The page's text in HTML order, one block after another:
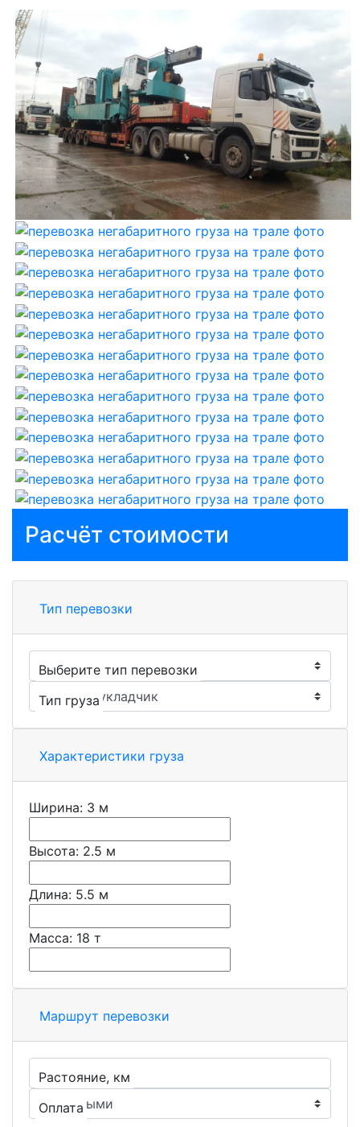
Расчёт стоимости
Тип перевозки
Выберите тип перевозки
Тип груза
Характеристики груза
Ширина: 3 м
Высота: 2.5 м
Длина: 5.5 м
Масса: 18 т
Маршрут перевозки
Растояние, км
Оплата